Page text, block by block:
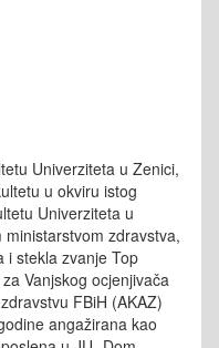
Univerziteta u Zenici,
u okviru istog
Univerziteta u
zdravstva,
i stekla zvanje Top
Vanjskog ocjenjivača
FBiH (AKAZ)
angažirana kao